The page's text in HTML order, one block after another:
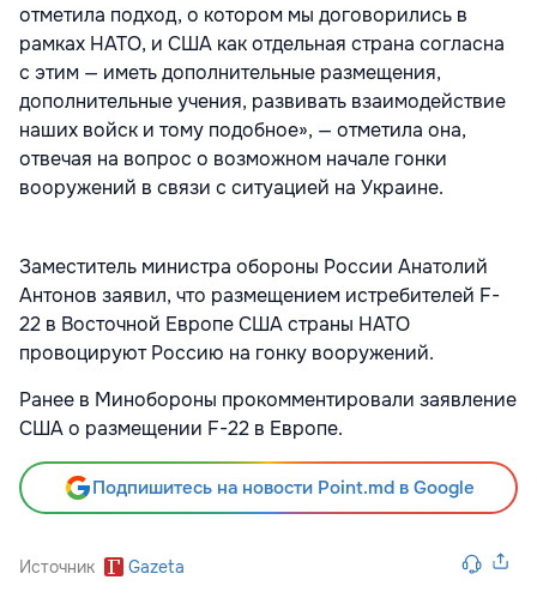
отметила подход, о котором мы договорились в
рамках НАТО, и США как отдельная страна согласна
с этим — иметь дополнительные размещения,
дополнительные учения, развивать взаимодействие
наших войск и тому подобное», — отметила она,
отвечая на вопрос о возможном начале гонки
вооружений в связи с ситуацией на Украине.
Заместитель министра обороны России Анатолий
Антонов заявил, что размещением истребителей F-
22 в Восточной Европе США страны НАТО
провоцируют Россию на гонку вооружений.
Ранее в Минобороны прокомментировали заявление
США о размещении F-22 в Европе.
Подпишитесь на новости Point.md в Google
Источник Gazeta